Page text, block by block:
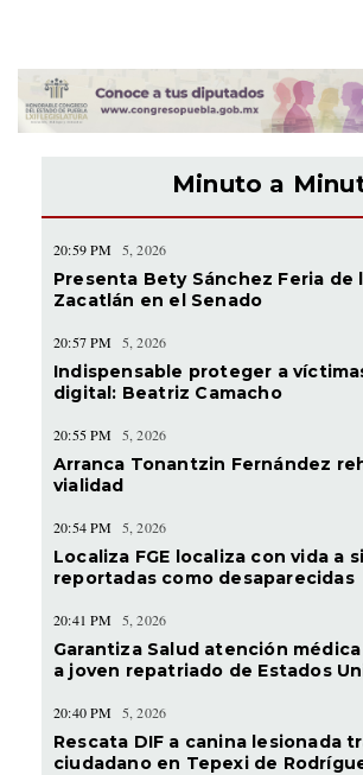
Minuto a
20:59 PM 5, 2026
Presenta Bety Sánchez Feria de
Zacatlán en el Senado
20:57 PM 5, 2026
Indispensable proteger a
digital: Beatriz Camacho
20:55 PM 5, 2026
Arranca Tonantzin Fernández
vialidad
20:54 PM 5, 2026
Localiza FGE localiza con vida a
reportadas como desaparecidas
20:41 PM 5, 2026
Garantiza Salud atención
a joven repatriado de Estados
20:40 PM 5, 2026
Rescata DIF a canina lesionada
ciudadano en Tepexi de